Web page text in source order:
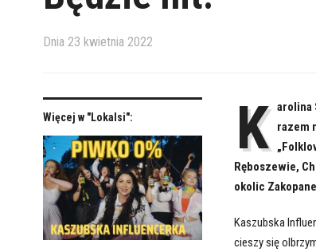
Dnia 23 kwietnia 2022
Więcej w "Lokalsi": K arolina
razem
Ręboszewie,
okolic
Kaszubska
cieszy się